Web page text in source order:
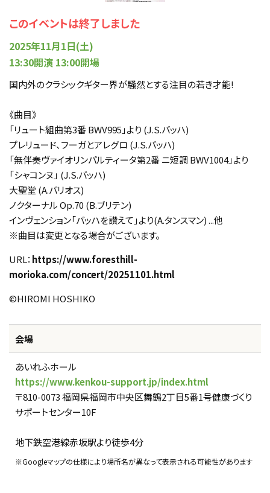
このイベントは終了しました
2025年11月1日(土)
13:30開演 13:00開場
国内外のクラシックギター界が騒然とする注目の若き才能!
《曲目》
「リュート組曲第3番 BWV995」より (J.S.バッハ)
プレリュード、フーガとアレグロ (J.S.バッハ)
「無伴奏ヴァイオリンパルティータ第2番 ニ短調 BWV1004」より
「シャコンヌ」 (J.S.バッハ)
大聖堂 (A.バリオス)
ノクターナル Op.70 (B.ブリテン)
インヴェンション「バッハを讃えて」より(A.タンスマン) ...他
※曲目は変更となる場合がございます。
URL： https://www.foresthill-
morioka.com/concert/20251101.html
©️HIROMI HOSHIKO
会場
あいれふホール
https://www.kenkou-support.jp/index.html
〒810-0073 福岡県福岡市中央区舞鶴2丁目5番1号健康づくり
サポートセンター10F
地下鉄空港線赤坂駅より徒歩4分
※Googleマップの仕様により場所名が異なって表示される可能性があります